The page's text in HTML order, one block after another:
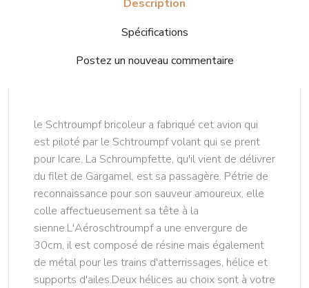
Description
Spécifications
Postez un nouveau commentaire
le Schtroumpf bricoleur a fabriqué cet avion qui
est piloté par le Schtroumpf volant qui se prent
pour Icare. La Schroumpfette, qu'il vient de délivrer
du filet de Gargamel, est sa passagère. Pétrie de
reconnaissance pour son sauveur amoureux, elle
colle affectueusement sa tête à la
sienne.L'Aéroschtroumpf a une envergure de
30cm, il est composé de résine mais également
de métal pour les trains d'atterrissages, hélice et
supports d'ailes.Deux hélices au choix sont à votre